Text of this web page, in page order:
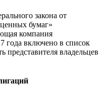
закона от
бумаг»
компания
включено в список
представителя владельцев